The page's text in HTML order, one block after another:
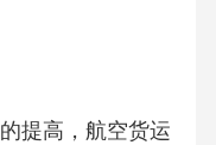
提高，航空货运